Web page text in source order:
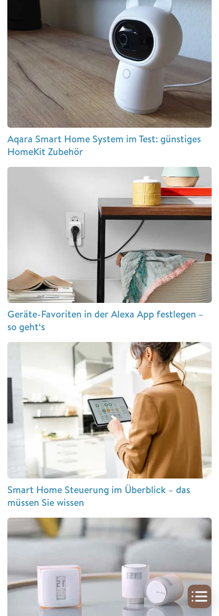
Aqara Smart Home System im Test: günstiges
HomeKit Zubehör
Geräte-Favoriten in der Alexa App festlegen –
so geht‘s
Smart Home Steuerung im Überblick – das
müssen Sie wissen